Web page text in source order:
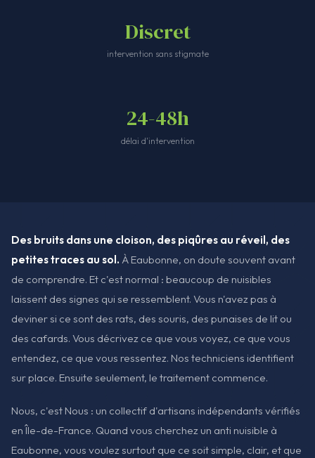
Discret
intervention sans stigmate
24-48h
délai d'intervention
Des bruits dans une cloison, des piqûres au réveil, des
petites traces au sol. À Eaubonne, on doute souvent avant
de comprendre. Et c'est normal : beaucoup de nuisibles
laissent des signes qui se ressemblent. Vous n'avez pas à
deviner si ce sont des rats, des souris, des punaises de lit ou
des cafards. Vous décrivez ce que vous voyez, ce que vous
entendez, ce que vous ressentez. Nos techniciens identifient
sur place. Ensuite seulement, le traitement commence.
Nous, c'est Nous : un collectif d'artisans indépendants vérifiés
en Île-de-France. Quand vous cherchez un anti nuisible à
Eaubonne, vous voulez surtout que ce soit simple, clair, et que